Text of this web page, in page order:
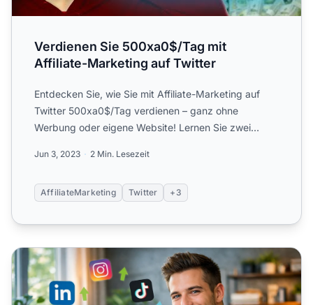
Verdienen Sie 500xa0$/Tag mit
Affiliate-Marketing auf Twitter
Entdecken Sie, wie Sie mit Affiliate-Marketing auf
Twitter 500xa0$/Tag verdienen – ganz ohne
Werbung oder eigene Website! Lernen Sie zwei
Jun 3, 2023 2 Min. Lesezeit
AffiliateMarketing Twitter +3
Warum Unternehmer Social Media für Affiliate-Marketing